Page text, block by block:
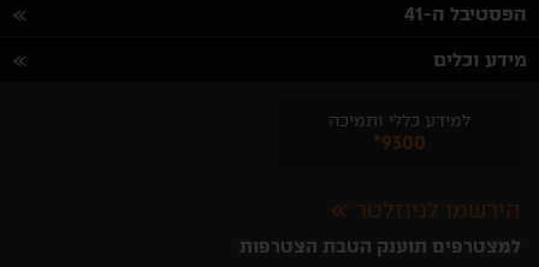
הפסטיבל ה-41
מידע וכלים
למידע כללי ותמיכה
*9300
הירשמו לניוזלטר
למצטרפים תוענק הטבת הצטרפות